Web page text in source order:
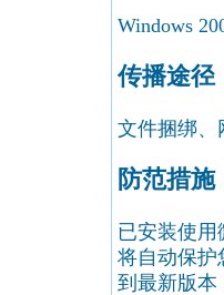
Windows
传播途径
文件捆绑、
防范措施
已安装使
将自动保护
到最新版本